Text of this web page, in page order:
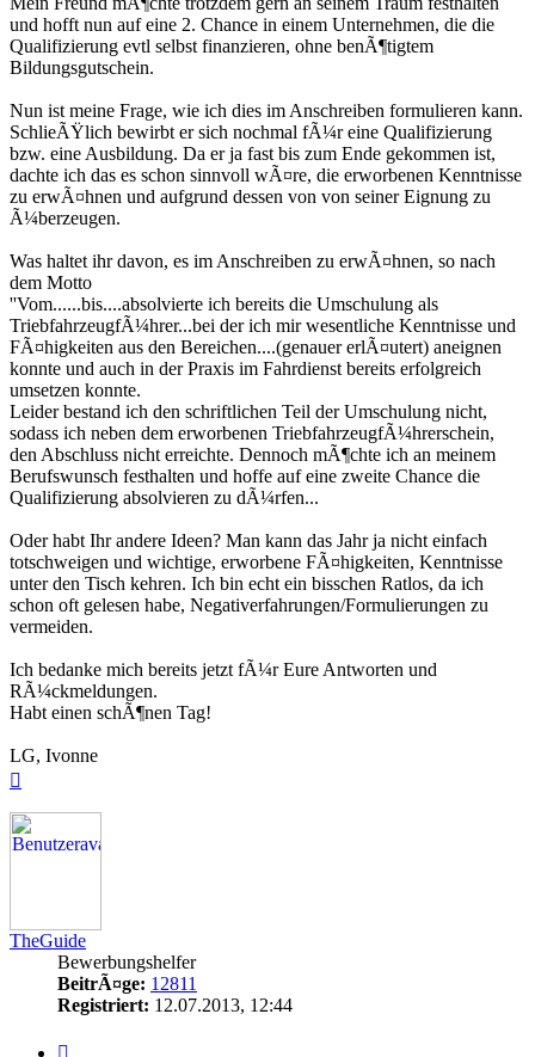
und hofft nun auf eine 2. Chance in einem Unternehmen, die die
Qualifizierung evtl selbst finanzieren, ohne benÃ¶tigtem
Bildungsgutschein.
Nun ist meine Frage, wie ich dies im Anschreiben formulieren kann.
SchlieÃŸlich bewirbt er sich nochmal fÃ¼r eine Qualifizierung
bzw. eine Ausbildung. Da er ja fast bis zum Ende gekommen ist,
dachte ich das es schon sinnvoll wÃ¤re, die erworbenen Kenntnisse
zu erwÃ¤hnen und aufgrund dessen von von seiner Eignung zu
Ã¼berzeugen.
Was haltet ihr davon, es im Anschreiben zu erwÃ¤hnen, so nach
dem Motto
''Vom......bis....absolvierte ich bereits die Umschulung als
TriebfahrzeugfÃ¼hrer...bei der ich mir wesentliche Kenntnisse und
FÃ¤higkeiten aus den Bereichen....(genauer erlÃ¤utert) aneignen
konnte und auch in der Praxis im Fahrdienst bereits erfolgreich
umsetzen konnte.
Leider bestand ich den schriftlichen Teil der Umschulung nicht,
sodass ich neben dem erworbenen TriebfahrzeugfÃ¼hrerschein,
den Abschluss nicht erreichte. Dennoch mÃ¶chte ich an meinem
Berufswunsch festhalten und hoffe auf eine zweite Chance die
Qualifizierung absolvieren zu dÃ¼rfen...
Oder habt Ihr andere Ideen? Man kann das Jahr ja nicht einfach
totschweigen und wichtige, erworbene FÃ¤higkeiten, Kenntnisse
unter den Tisch kehren. Ich bin echt ein bisschen Ratlos, da ich
schon oft gelesen habe, Negativerfahrungen/Formulierungen zu
vermeiden.
Ich bedanke mich bereits jetzt fÃ¼r Eure Antworten und
RÃ¼ckmeldungen.
Habt einen schÃ¶nen Tag!
LG, Ivonne
TheGuide
Bewerbungshelfer
BeitrÃ¤ge: 12811
Registriert: 12.07.2013, 12:44